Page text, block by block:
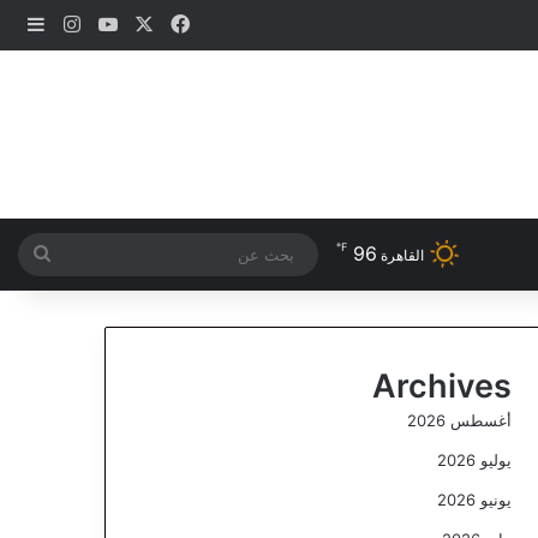
فيسبوك ‫YouTube
القاهرة 96
℉
بحث
عن
Archives
أغسطس 2026
يوليو 2026
يونيو 2026